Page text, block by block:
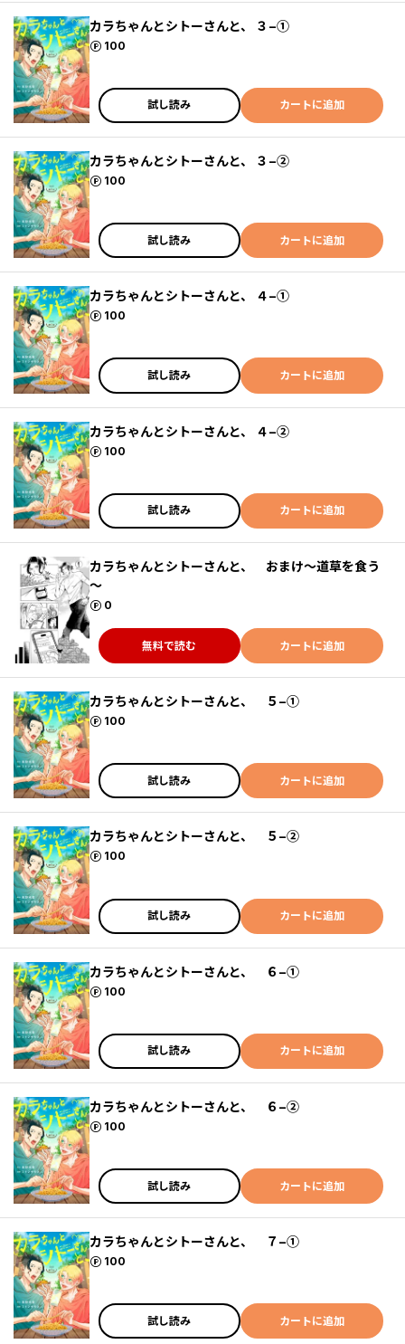
カラちゃんとシトーさんと、 ３−①
100
ポイント
試し読み カートに追加
カラちゃんとシトーさんと、 ３−②
100
ポイント
試し読み カートに追加
カラちゃんとシトーさんと、 ４−①
100
ポイント
試し読み カートに追加
カラちゃんとシトーさんと、 ４−②
100
ポイント
試し読み カートに追加
カラちゃんとシトーさんと、 おまけ～道草を食う
～
0
ポイント
無料で読む カートに追加
カラちゃんとシトーさんと、 ５−①
100
ポイント
試し読み カートに追加
カラちゃんとシトーさんと、 ５−②
100
ポイント
試し読み カートに追加
カラちゃんとシトーさんと、 ６−①
100
ポイント
試し読み カートに追加
カラちゃんとシトーさんと、 ６−②
100
ポイント
試し読み カートに追加
カラちゃんとシトーさんと、 ７−①
100
ポイント
試し読み カートに追加